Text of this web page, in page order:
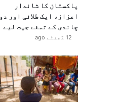
پاکستان کا شاندار
اعزاز، ایک طلائی اور دو
چاندی کے تمغے جیت لیے
12 گھنٹے ago